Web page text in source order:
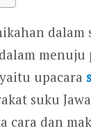
dalam
menuju
upacara
suku
cara dan